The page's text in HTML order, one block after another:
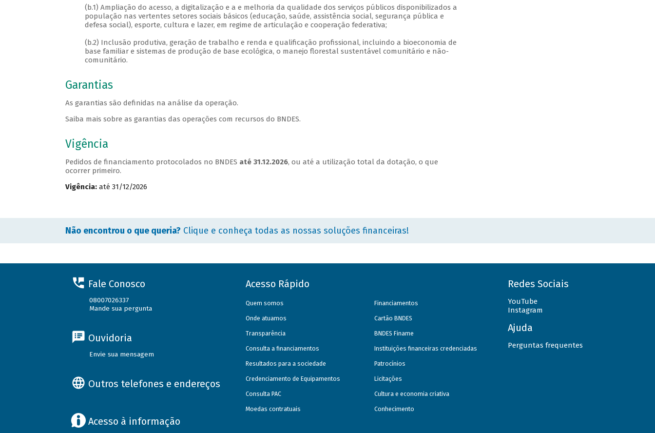
(b.1) Ampliação do acesso, a digitalização e a e melhoria da qualidade dos serviços públicos disponibilizados a
população nas vertentes setores sociais básicos (educação, saúde, assistência social, segurança pública e
defesa social), esporte, cultura e lazer, em regime de articulação e cooperação federativa;
(b.2) Inclusão produtiva, geração de trabalho e renda e qualificação profissional, incluindo a bioeconomia de
base familiar e sistemas de produção de base ecológica, o manejo florestal sustentável comunitário e não-
comunitário.
Garantias
As garantias são definidas na análise da operação.
Saiba mais sobre as garantias das operações com recursos do BNDES.
Vigência
Pedidos de financiamento protocolados no BNDES até 31.12.2026, ou até a utilização total da dotação, o que
ocorrer primeiro.
Vigência: até 31/12/2026
Não encontrou o que queria? Clique e conheça todas as nossas soluções financeiras!
Fale Conosco
08007026337
Mande sua pergunta
Ouvidoria
Envie sua mensagem
Outros telefones e endereços
Acesso à informação
Acesso Rápido
Quem somos
Onde atuamos
Transparência
Consulta a financiamentos
Resultados para a sociedade
Credenciamento de Equipamentos
Consulta PAC
Moedas contratuais
Financiamentos
Cartão BNDES
BNDES Finame
Instituições financeiras credenciadas
Patrocínios
Licitações
Cultura e economia criativa
Conhecimento
Redes Sociais
YouTube
Instagram
Ajuda
Perguntas frequentes